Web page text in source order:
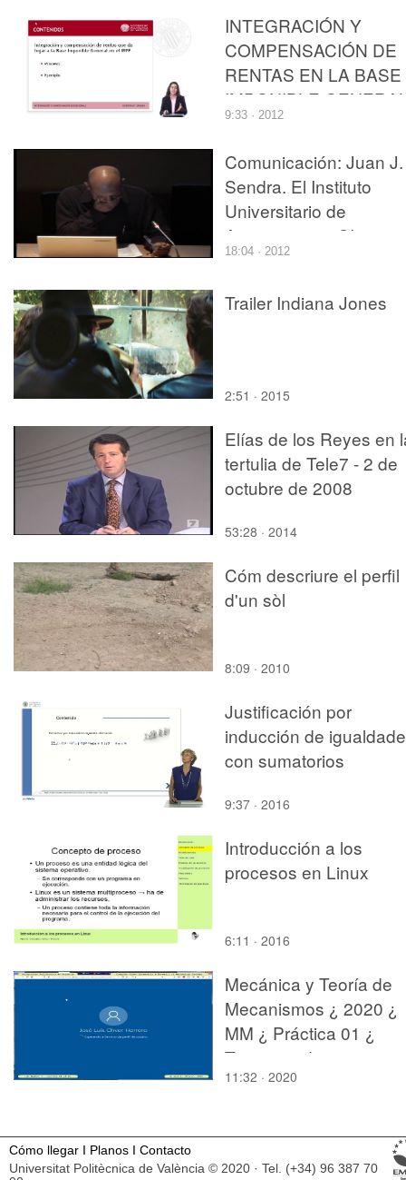
IMPUESTO SOBRE LA
RENTA DE LAS
PERSONAS FÍSICAS
INTEGRACIÓN Y
COMPENSACIÓN DE
RENTAS EN LA BASE
IMPONIBLE
DEL IMPUESTO
PERSONAS FÍSICAS
9:33 · 2012
Comunicación: Juan J.
Sendra. El Instituto
Universitario de
Arquitectura y CIencias
de Construcción como
Investigación en
18:04 · 2012
Trailer Indiana Jones
2:51 · 2015
Elías de los Reyes en
tertulia de Tele7 - 2 de
octubre de 2008
53:28 · 2014
Cóm descriure el perfil
d'un sòl
8:09 · 2010
Justificación por
inducción de
con sumatorios
9:37 · 2016
Introducción a los
procesos en Linux
6:11 · 2016
Mecánica y Teoría de
Mecanismos ¿ 2020 ¿
MM ¿ Práctica 01 ¿
Tramo 01 de 03
11:32 · 2020
Cómo llegar I Planos I Contacto
Universitat Politècnica de València © 2020 · Tel. (+34) 96 387 70